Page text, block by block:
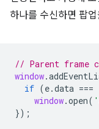
하나를 수신하면 팝
// Parent frame
window.
if (e.data ===
window.open(
});